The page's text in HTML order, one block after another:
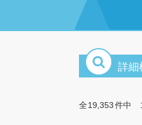
詳細
全19,353件中